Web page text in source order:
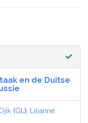
en de Duitse
(GL ), Lilianne